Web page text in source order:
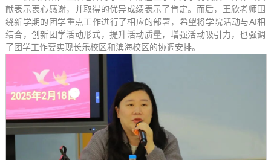
献表示衷心感谢，并取得的优异成绩表示了肯定。而后，王欣老师围
绕新学期的团学重点工作进行了相应的部署，希望将学院活动与AI相
结合，创新团学活动形式，提升活动质量，增强活动吸引力，也强调
了团学工作要实现长乐校区和滨海校区的协调安排。